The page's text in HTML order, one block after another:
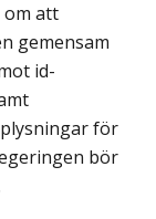
om att
gemensam
id-
för
bör